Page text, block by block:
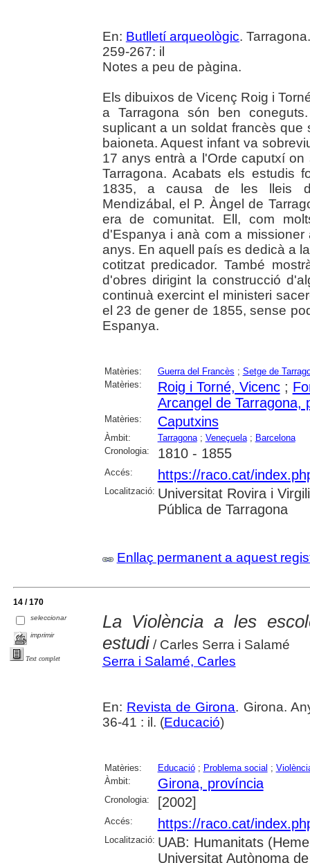
En: Butlletí arqueològic.
259-267: il
Notes a peu de pàgina.
Els dibuixos de Vicenç Roig i
a Tarragona són ben
suplicant a un soldat francès que
baioneta. Aquest infant va
17 anys entrà a l'Orde caputxí
Tarragona. Acabats els estudis
1835, a causa de les lleis
Mendizábal, el P. Àngel de
era de comunitat. Ell, com
d'Espanya i anà com a
anys. En aquell país es dedicà a
cotitzat predicador. També
d'obres dirigint la construcció
continuà exercint el ministeri
el 23 de gener de 1855, sense
Espanya.
Matèries: Guerra del Francès ; Setge de
Matèries:
Roig i Torné, Vicenc;
Arcangel de Tarragona,
Matèries: Caputxins
Àmbit: Tarragona; Veneçuela; Barcelona
Cronologia:
1810 - 1855
Accés: https://raco.cat/
Localització: Universitat Rovira i
Pública de Tarragona
Enllaç permanent a aquest
14 / 170
seleccionar
imprimir
Text complet
La Violència a les
estudi/ Carles Serra i Salamé
Serra i Salamé, Carles
En: Revista de Girona. Girona.
36-41 : il. (Educació)
Matèries: Educació; Problema social ;
Àmbit:
Girona, província
Cronologia: [2002]
Accés: https://raco.cat/
Localització: UAB: Humanitats
Universitat Autònoma